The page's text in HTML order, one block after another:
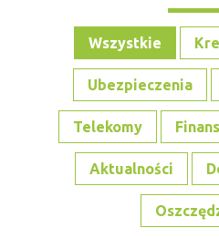
Wszystkie
Ubezpieczenia
Telekomy
Aktualności